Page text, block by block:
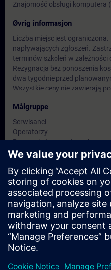
Znajomość obsługi komputera
Øvrig informasjon
Liczba miejsc jest ograniczona.
napływających zgłoszeń.
terminów szkoleń w zależności
Rezygnacja bez ponoszenia
dwa tygodnie przed
Wszystkie ceny nie zawierają
Målgruppe
Serwisanci
Operatorzy
Personel utrzymania ruchu
Datoer og påmelding
For øyeblikket er det ingen
tilgjengelig
Skriv deg opp på ventelisten
datoer blir tilgjengelige.
Aktiver varslingstjenesten